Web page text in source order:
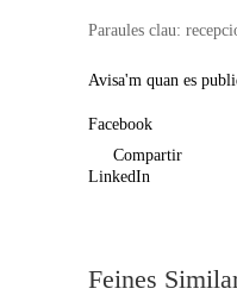
Paraules clau:
Avisa'm quan es
Facebook
Compartir
LinkedIn
Feines